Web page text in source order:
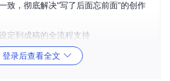
致，彻底解决"写了后面忘前面"的创作
定到成稿的全流程支持
工具，本项目提供覆盖创作全周期的辅
工具」帮助快速搭建完整的故事背景，
登录后查看全文